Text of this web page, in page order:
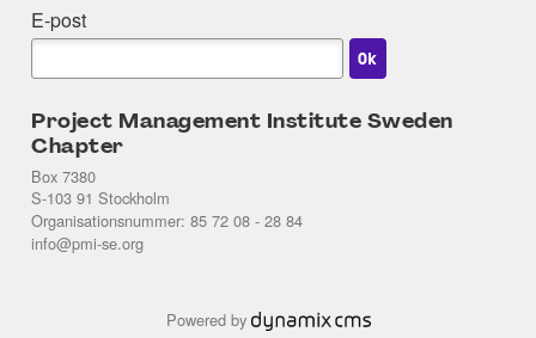
E-post
Project Management Institute Sweden
Chapter
Box 7380
S-103 91 Stockholm
Organisationsnummer: 85 72 08 - 28 84
info@pmi-se.org
Powered by